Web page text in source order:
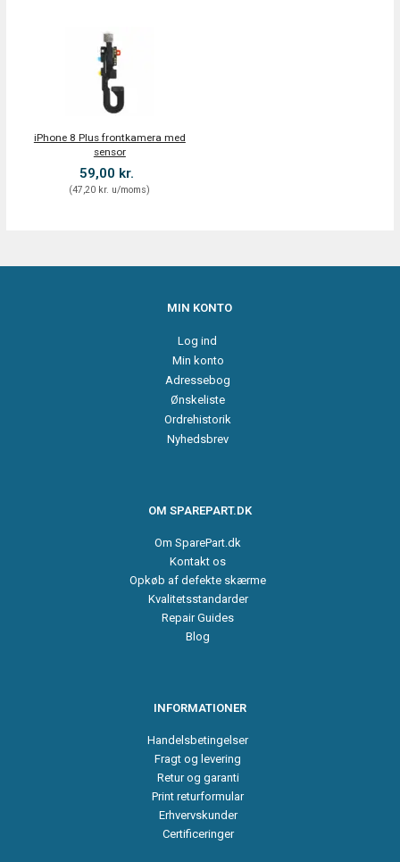
iPhone 8 Plus frontkamera med
sensor
59,00 kr.
(47,20 kr. u/moms)
MIN KONTO
Log ind
Min konto
Adressebog
Ønskeliste
Ordrehistorik
Nyhedsbrev
OM SPAREPART.DK
Om SparePart.dk
Kontakt os
Opkøb af defekte skærme
Kvalitetsstandarder
Repair Guides
Blog
INFORMATIONER
Handelsbetingelser
Fragt og levering
Retur og garanti
Print returformular
Erhvervskunder
Certificeringer